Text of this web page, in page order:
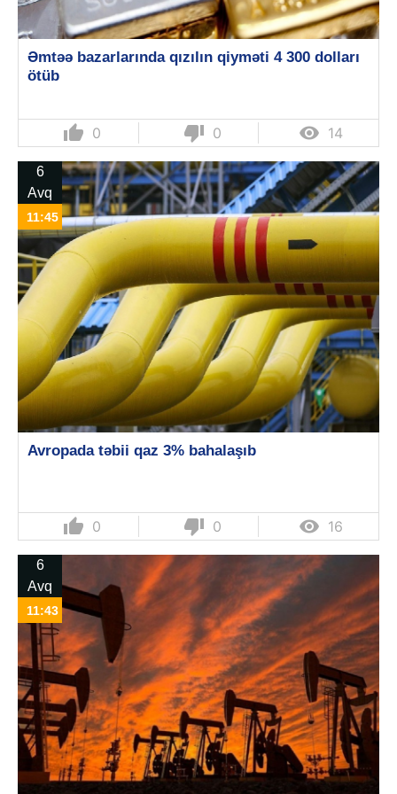
Əmtəə bazarlarında qızılın qiyməti 4 300 dolları
ötüb
thumb_up 0 thumb_down 0  14
6
Avq
11:45
Avropada təbii qaz 3% bahalaşıb
thumb_up 0 thumb_down 0  16
6
Avq
11:43